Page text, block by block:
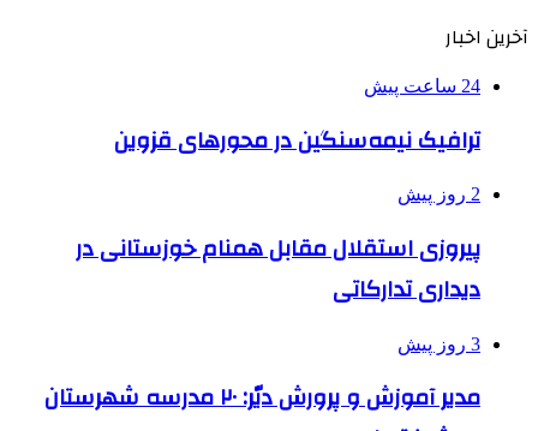
آخرین اخبار
24 ساعت پیش
ترافیک نیمه‌سنگین در محورهای قزوین
2 روز پیش
پیروزی استقلال مقابل همنام خوزستانی در
دیداری تدارکاتی
3 روز پیش
مدیر آموزش و پرورش دیّر: ۲۰ مدرسه شهرستان